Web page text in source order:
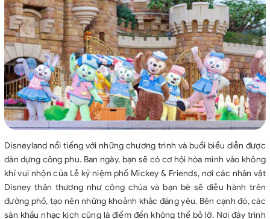
Disneyland nổi tiếng với những chương trình và buổi biểu diễn được
dàn dựng công phu. Ban ngày, bạn sẽ có cơ hội hòa mình vào không
khí vui nhộn của Lễ kỷ niệm phố Mickey & Friends, nơi các nhân vật
Disney thân thương như công chúa và bạn bè sẽ diễu hành trên
đường phố, tạo nên những khoảnh khắc đáng yêu. Bên cạnh đó, các
sân khấu nhạc kịch cũng là điểm đến không thể bỏ lỡ. Nơi đây trình